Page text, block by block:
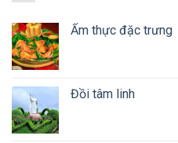
Ẩm thực đặc trưng
Đồi tâm linh